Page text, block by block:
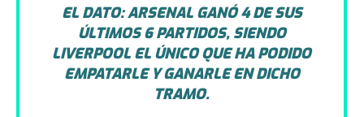
EL DATO: ARSENAL GANÓ 4 DE SUS
ÚLTIMOS 6 PARTIDOS, SIENDO
LIVERPOOL EL ÚNICO QUE HA PODIDO
EMPATARLE Y GANARLE EN DICHO